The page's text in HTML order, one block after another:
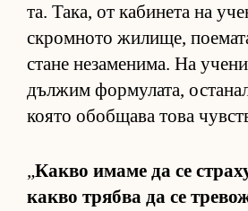
та. Та­ка, от ка­би­нета на
ск­ром­ното жи­ли­ще,
стане не­за­ме­ни­ма. На
дъл­жим фор­му­ла­та,
ко­ято обоб­щава това
„Какво имаме да се
какво трябва да се